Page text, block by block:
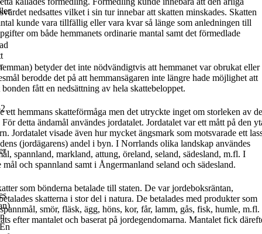
nedsattes vilket i sin tur innebar att skatten minskades. Skatten
kunde vara tillfällig eller vara kvar så länge som anledningen till
om både hemmanets ordinarie mantal samt det förmedlade
betyder det inte nödvändigtvis att hemmanet var obrukat eller
berodde det på att hemmansägaren inte längre hade möjlighet att
fått en nedsättning av hela skattebeloppet.
hemmans skatteförmåga men det utryckte inget om storleken av
detta ändamål användes jordatalet. Jordatalet var ett mått på den
Jordatalet visade även hur mycket ängsmark som motsvarade ett
(jordägarens) andel i byn. I Norrlands olika landskap användes
spannland, markland, attung, öreland, seland, sädesland, m.fl. I
mål och spannland samt i Ångermanland seland och sädesland.
som bönderna betalade till staten. De varjordeboksräntan,
skatterna i stor del i natura. De betalades med produkter som
smör, fläsk, ägg, höns, kor, får, lamm, gås, fisk, humle, m.fl.
efter mantalet och baserat på jordegendomarna. Mantalet fick
.
En